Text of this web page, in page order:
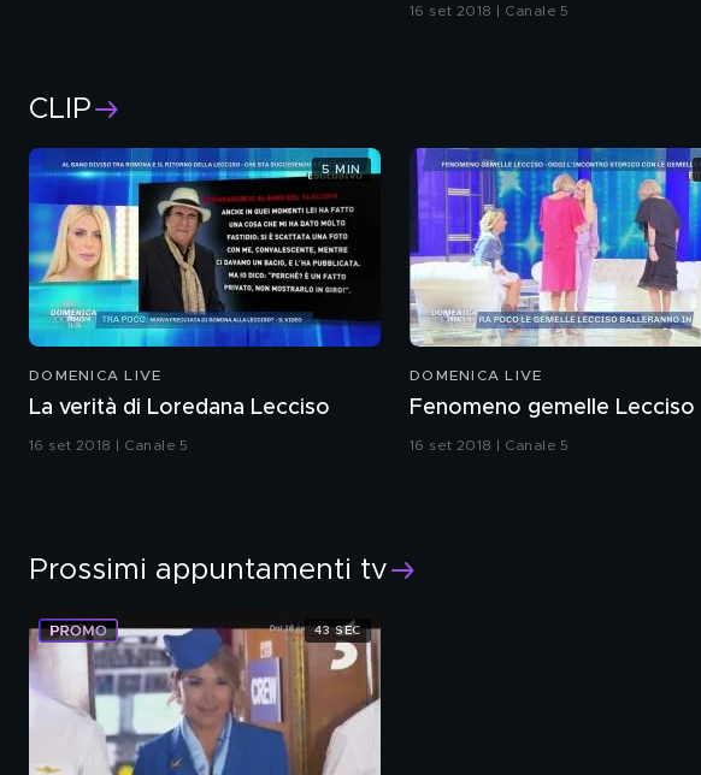
16 set 2018 | Canale 5
CLIP
DOMENICA LIVE
La verità di Loredana Lecciso
16 set 2018 | Canale 5
5 MIN
DOMENICA LIVE
Fenomeno gemelle Lecciso
16 set 2018 | Canale 5
Prossimi appuntamenti tv
43 SEC